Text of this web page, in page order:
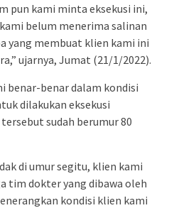
pun kami minta eksekusi ini,
belum menerima salinan
yang membuat klien kami ini
ujarnya, Jumat (21/1/2022).
benar-benar dalam kondisi
dilakukan eksekusi
sudah berumur 80
di umur segitu, klien kami
tim dokter yang dibawa oleh
kondisi klien kami